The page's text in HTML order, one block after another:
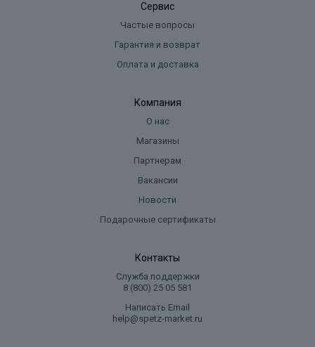
Сервис
Частые вопросы
Гарантия и возврат
Оплата и доставка
Компания
О нас
Магазины
Партнерам
Вакансии
Новости
Подарочные сертификаты
Контакты
Служба поддержки
8 (800) 25 05 581
Написать Email
help@spetz-market.ru